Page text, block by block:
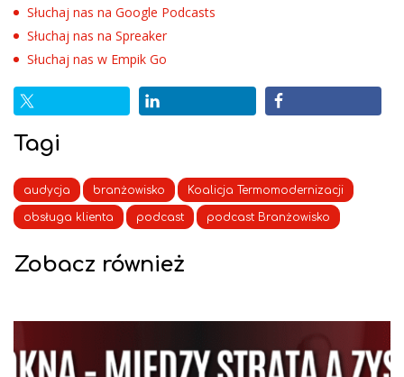
Słuchaj nas na Google Podcasts
Słuchaj nas na Spreaker
Słuchaj nas w Empik Go
Tagi
audycja branżowisko Koalicja Termomodernizacji
obsługa klienta podcast podcast Branżowisko
Zobacz również